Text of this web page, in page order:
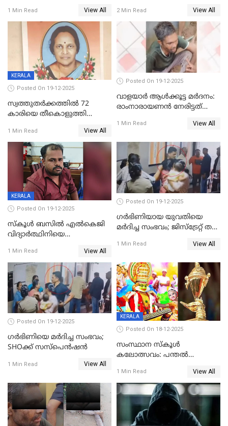
1 Min Read View All
അംഗ സംഘമെന്ന് വിവരം
2 Min Read View All
KERALA
Posted On 19-12-2025
സ്വത്തുതര്‍ക്കത്തില്‍ 72
കാരിയെ തീകൊളുത്തി
ക്രൂരകൊലപാതകത്തില്‍
സഹോദരിപുത്രന് ജീവപര്യന്തം
1 Min Read View All
Posted On 19-12-2025
വാളയാർ ആൾക്കൂട്ട മർദനം:
രാംനാരായണൻ നേരിട്ടത്
നാൽപ്പതിലേറെ
റിപ്പോർട്ട്
1 Min Read View All
KERALA
Posted On 19-12-2025
സ്കൂൾ ബസിൽ എൽകെജി
വിദ്യാര്‍ത്ഥിനിയെ
ക്ലീനര്‍ പിടിയിൽ
1 Min Read View All
Posted On 19-12-2025
ഗര്‍ഭിണിയായ യുവതിയെ
മര്‍ദിച്ച സംഭവം; ജിസ്‌ട്രേറ്റ് തല
യുവതി
1 Min Read View All
Posted On 19-12-2025
ഗര്‍ഭിണിയെ മർദിച്ച സംഭവം;
SHOക്ക് സസ്പെൻഷൻ
1 Min Read View All
KERALA
Posted On 18-12-2025
സംസ്ഥാന സ്കൂൾ
കലോത്സവം: പന്തൽ
1 Min Read View All